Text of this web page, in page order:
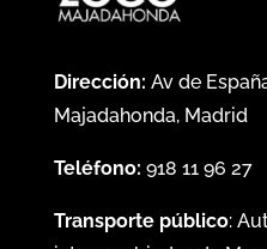
Dirección: Av de
Majadahonda, Madrid
Teléfono: 918 11 96 27
Transporte público: